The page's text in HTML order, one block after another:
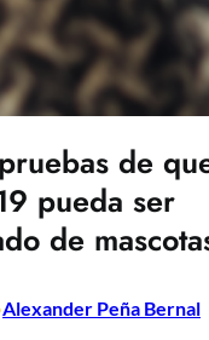
de
pueda ser
de
Alexander Peña Bernal